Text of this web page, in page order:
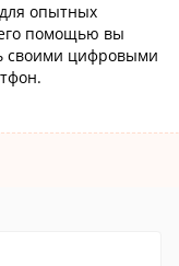
опытных
его помощью вы
своими цифровыми